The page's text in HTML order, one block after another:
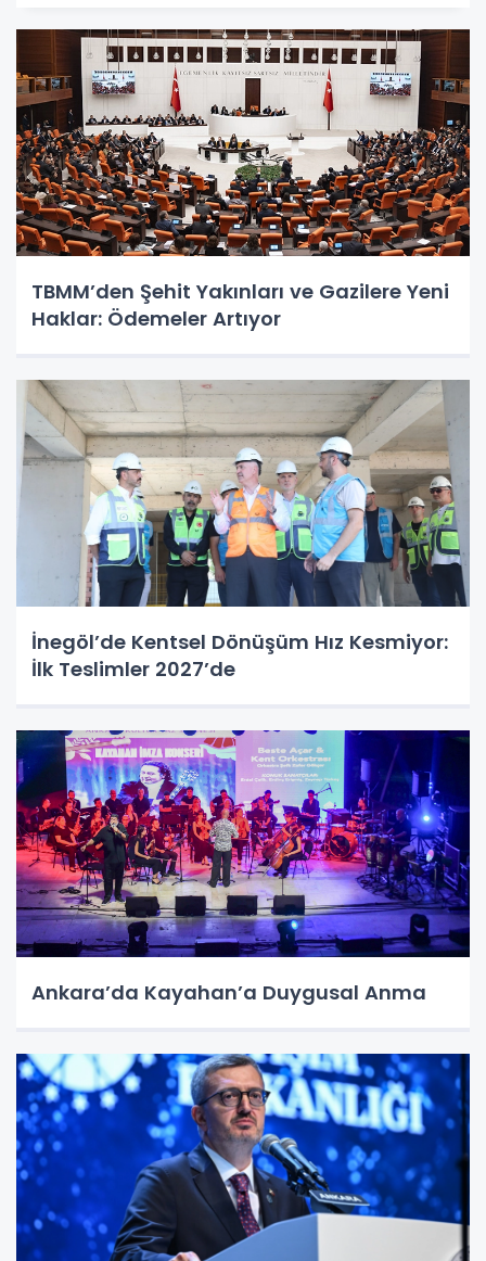
TBMM’den Şehit Yakınları ve Gazilere Yeni
Haklar: Ödemeler Artıyor
İnegöl’de Kentsel Dönüşüm Hız Kesmiyor:
İlk Teslimler 2027’de
Ankara’da Kayahan’a Duygusal Anma